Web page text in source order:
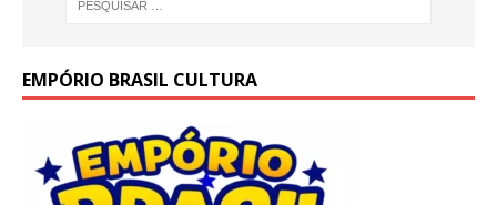
EMPÓRIO BRASIL CULTURA